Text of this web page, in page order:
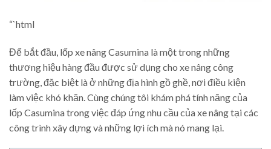
“`html
Để bắt đầu, lốp xe nâng Casumina là một trong những
thương hiệu hàng đầu được sử dụng cho xe nâng công
trường, đặc biệt là ở những địa hình gồ ghề, nơi điều kiện
làm việc khó khăn. Cùng chúng tôi khám phá tính năng của
lốp Casumina trong việc đáp ứng nhu cầu của xe nâng tại các
công trình xây dựng và những lợi ích mà nó mang lại.